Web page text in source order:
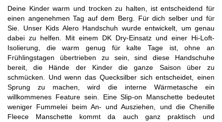
Deine Kinder warm und trocken zu halten, ist entscheidend für
einen angenehmen Tag auf dem Berg. Für dich selber und für
Sie. Unser Kids Alero Handschuh wurde entwickelt, um genau
dabei zu helfen. Mit einem DK Dry-Einsatz und einer Hi-Loft-
Isolierung, die warm genug für kalte Tage ist, ohne an
Frühlingstagen übertrieben zu sein, sind diese Handschuhe
bereit, die Hände der Kinder die ganze Saison über zu
schmücken. Und wenn das Quecksilber sich entscheidet, einen
Sprung zu machen, wird die interne Wärmetasche ein
willkommenes Feature sein. Eine Slip-on Manschette bedeutet
weniger Fummelei beim An- und Ausziehen, und die Chenille
Fleece Manschette kommt da auch ganz praktisch und